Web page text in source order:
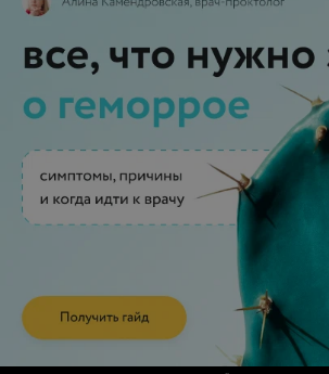
теперь постоянный ее клиент. В общем